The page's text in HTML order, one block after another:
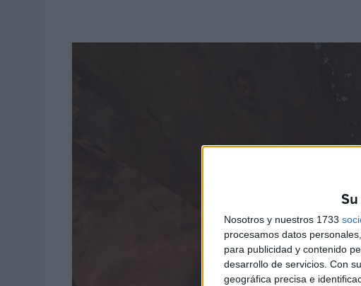
Nosotros y nuestros 1733
procesamos datos
para publicidad y contenido
desarrollo de servicios. Con
geográfica precisa e